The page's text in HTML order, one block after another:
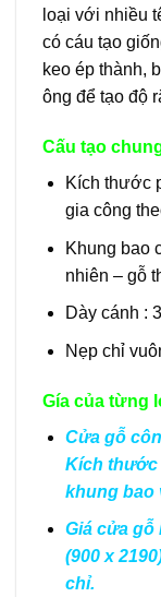
loại với nhiều
có cáu tạo
keo ép thành,
ông để tạo độ
Cấu tạo
Kích thước
gia công
Khung bao
nhiên – gỗ
Dày cánh :
Nẹp chỉ
Gía của từng
Cửa gỗ
Kích thước
khung bao
Giá cửa gỗ
(900 x
chỉ.